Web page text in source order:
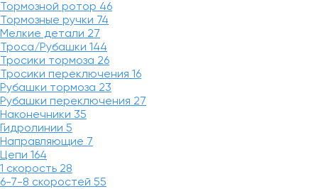
Тормозной ротор 46
Тормозные ручки 74
Мелкие детали 27
Троса/Рубашки 144
Тросики тормоза 26
Тросики переключения 16
Рубашки тормоза 23
Рубашки переключения 27
Наконечники 35
Гидролинии 5
Направляющие 7
Цепи 164
1 скорость 28
6-7-8 скоростей 55